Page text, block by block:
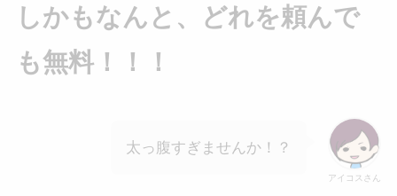
しかもなんと、どれを頼んで
も無料！！！
アイコスさん
太っ腹すぎませんか！？